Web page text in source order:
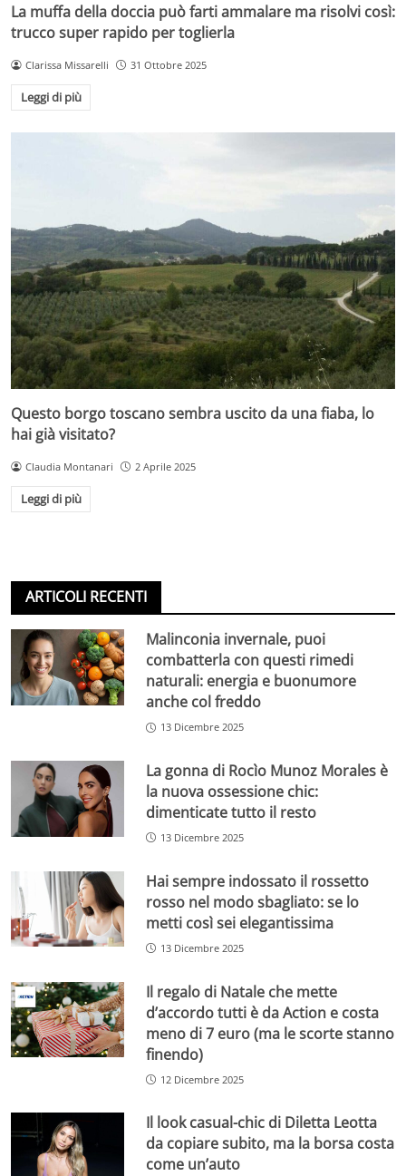
La muffa della doccia può farti ammalare ma risolvi così:
trucco super rapido per toglierla
Clarissa Missarelli 31 Ottobre 2025
Leggi di più
Questo borgo toscano sembra uscito da una fiaba, lo
hai già visitato?
Claudia Montanari 2 Aprile 2025
Leggi di più
ARTICOLI RECENTI
Malinconia invernale, puoi
combatterla con questi rimedi
naturali: energia e buonumore
anche col freddo
13 Dicembre 2025
La gonna di Rocìo Munoz Morales è
la nuova ossessione chic:
dimenticate tutto il resto
13 Dicembre 2025
Hai sempre indossato il rossetto
rosso nel modo sbagliato: se lo
metti così sei elegantissima
13 Dicembre 2025
Il regalo di Natale che mette
d’accordo tutti è da Action e costa
meno di 7 euro (ma le scorte stanno
finendo)
12 Dicembre 2025
Il look casual-chic di Diletta Leotta
da copiare subito, ma la borsa costa
come un’auto